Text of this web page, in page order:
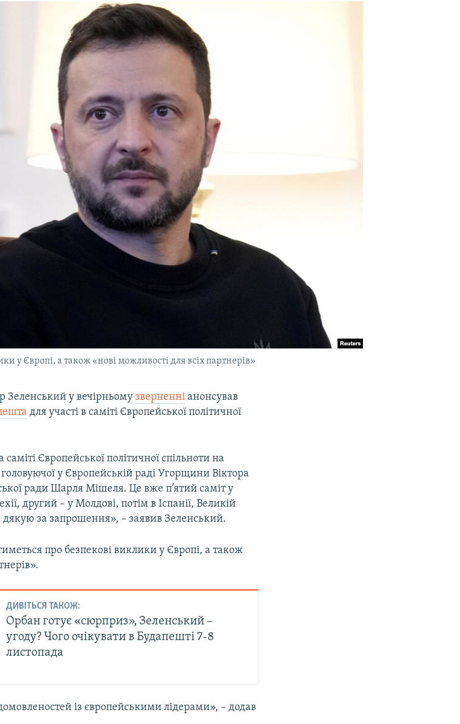
у Європі, а також «нові можливості для всіх партнерів»
Зеленський у вечірньомузверненні анонсував
для участі в саміті Європейської політичної
Європейської політичної спільноти на
у Європейській раді Угорщини Віктора
ради Шарля Мішеля. Це вже п’ятий саміт у
другий – у Молдові, потім в Іспанії, Великій
за запрошення», – заявив Зеленський.
про безпекові виклики у Європі, а також
ДИВІТЬСЯ ТАКОЖ:
Орбан готує «сюрприз», Зеленський –
угоду? Чого очікувати в Будапешті 7-8
листопада
із європейськими лідерами», – додав